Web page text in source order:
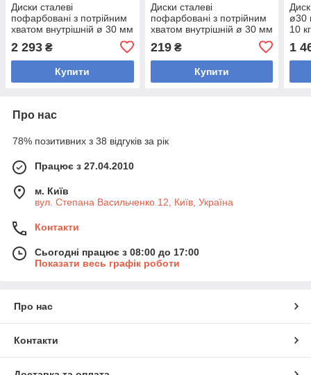
Диски сталеві
пофарбовані з потрійним
хватом внутрішній ø 30 мм
(сталь пофарбована,
2 293 ₴
Купити
Диски сталеві
пофарбовані з потрійним
хватом внутрішній ø 30 мм
Zelart TA-7790-1_25 1,25
кг (сталь пофарбована,
219₴
Купити
ø30
10
1
Про нас
78% позитивних з 38 відгуків за рік
Працює з 27.04.2010
м. Київ
вул. Степана Васильченко 12, Київ, Україна
Контакти
Сьогодні працює з 08:00 до 17:00
Показати весь графік роботи
Про нас
Контакти